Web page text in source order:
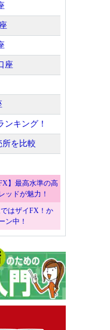
座
キング！
所を比較
】最高水準の高
ッドが魅力！
はザイFX！か
ン中！